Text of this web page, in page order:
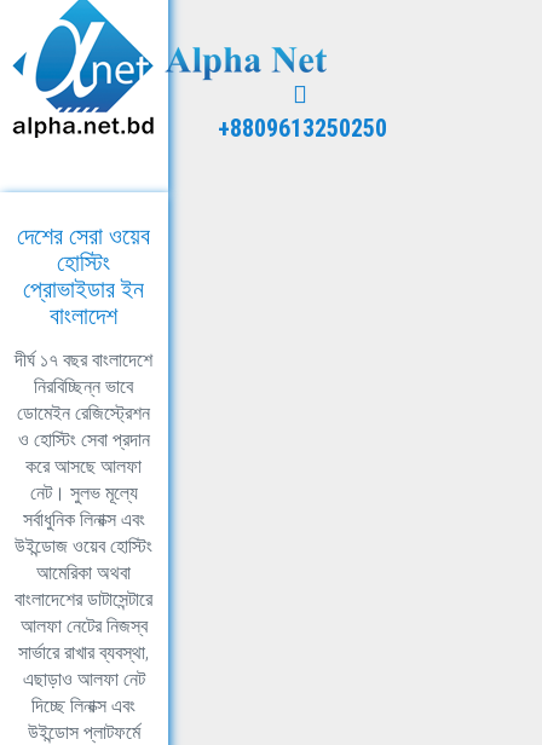
+8809613250250
দেশের সেরা ওয়েব
হোস্টিং
প্রোভাইডার ইন
বাংলাদেশ
দীর্ঘ ১৭ বছর বাংলাদেশে
নিরবিচ্ছিন্ন ভাবে
ডোমেইন রেজিস্ট্রেশন
ও হোস্টিং সেবা প্রদান
করে আসছে আলফা
নেট। সুলভ মূল্যে
সর্বাধুনিক লিনাক্স এবং
উইন্ডোজ ওয়েব হোস্টিং
আমেরিকা অথবা
বাংলাদেশের ডাটাসেন্টারে
আলফা নেটের নিজস্ব
সার্ভারে রাখার ব্যবস্থা,
এছাড়াও আলফা নেট
দিচ্ছে লিনাক্স এবং
উইন্ডোস প্লাটফর্মে